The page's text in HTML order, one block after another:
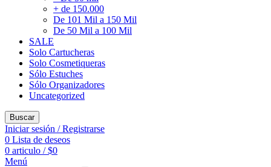
+ de 150.000
De 101 Mil a 150 Mil
De 50 Mil a 100 Mil
SALE
Solo Cartucheras
Solo Cosmetiqueras
Sólo Estuches
Sólo Organizadores
Uncategorized
Buscar
Iniciar sesión / Registrarse
0 Lista de deseos
0 articulo / $0
Menú